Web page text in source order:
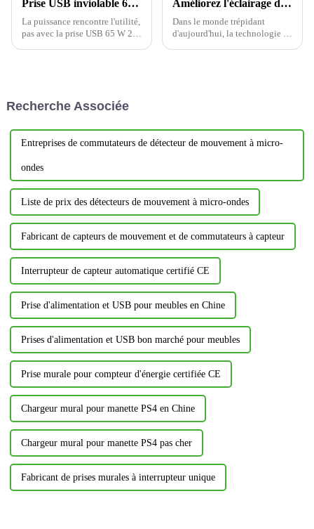
Prise USB inviolable 65 W 20 A : la puissance rencontre l'utilité
La puissance rencontre l'utilité,
pas avec la prise USB 65 W 20
commodité en ...
Améliorez l'éclairage de votre maison avec des interrupteurs intelligents
Dans le monde trépidant
d'aujourd'hui, la technologie a
Recherche Associée
Entreprises de commutateurs de détecteur de mouvement à micro-
ondes
Liste de prix des détecteurs de mouvement à micro-ondes
Fabricant de capteurs de mouvement et de commutateurs à capteur
Interrupteur de capteur automatique certifié CE
Prise d'alimentation et USB pour meubles en Chine
Prises d'alimentation et USB bon marché pour meubles
Prise murale pour compteur d'énergie certifiée CE
Chargeur mural pour manette PS4 en Chine
Chargeur mural pour manette PS4 pas cher
Fabricant de prises murales à interrupteur unique